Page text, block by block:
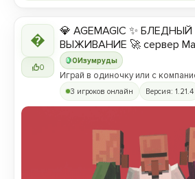

0
0Изумруды
💎 AGEMAGIC ✨
ВЫЖИВАНИЕ 🚀 сервер
Играй в одиночку или с
3 игроков онлайн Версия: 1.21.4